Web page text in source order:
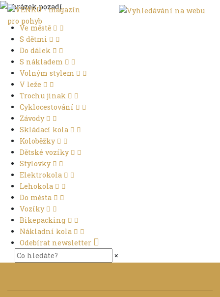
Ve městě
S dětmi
Do dálek
S nákladem
Volným stylem
V leže
Trochu jinak
Cyklocestování
Závody
Skládací kola
Koloběžky
Dětské vozíky
Stylovky
Elektrokola
Lehokola
Do města
Vozíky
Bikepacking
Nákladní kola
Odebírat newsletter
×